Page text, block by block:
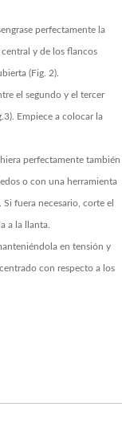
perfectamente la
y de los flancos
(Fig. 2).
el segundo y el tercer
Empiece a colocar la
perfectamente también
o con una herramienta
fuera necesario, corte el
a la llanta.
en tensión y
con respecto a los